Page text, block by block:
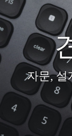
자문, 설